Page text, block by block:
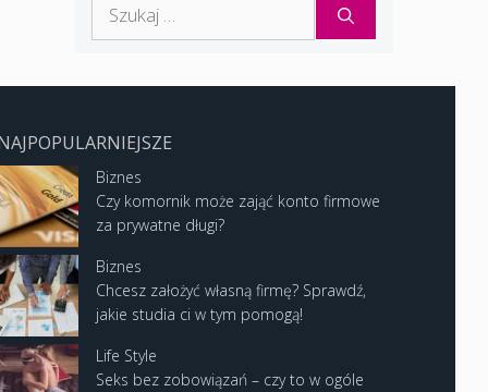
Biznes
Czy komornik może zająć konto firmowe
za prywatne długi?
Biznes
Chcesz założyć własną firmę? Sprawdź,
jakie studia ci w tym pomogą!
Life Style
Seks bez zobowiązań – czy to w ogóle